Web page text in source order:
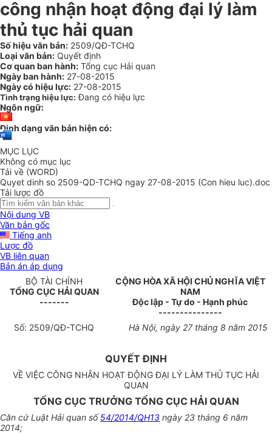
công nhận hoạt động đại lý làm
thủ tục hải quan
Số hiệu văn bản: 2509/QĐ-TCHQ
Loại văn bản: Quyết định
Cơ quan ban hành: Tổng cục Hải quan
Ngày ban hành: 27-08-2015
Ngày có hiệu lực: 27-08-2015
Tình trạng hiệu lực: Đang có hiệu lực
Ngôn ngữ:
Định dạng văn bản hiện có:
MỤC LỤC
Không có mục lục
Tải về (WORD)
Quyet dinh so 2509-QD-TCHQ ngay 27-08-2015 (Con hieu luc).doc
Tải lược đồ
Nội dung VB
Văn bản gốc
Tiếng anh
Lược đồ
VB liên quan
Bản án áp dụng
BỘ TÀI CHÍNH
TỔNG CỤC HẢI QUAN
-------
CỘNG HÒA XÃ HỘI CHỦ NGHĨA VIỆT
NAM
Độc lập - Tự do - Hạnh phúc
---------------
Số: 2509/QĐ-TCHQ Hà Nội, ngày 27 tháng 8 năm 2015
QUYẾT ĐỊNH
VỀ VIỆC CÔNG NHẬN HOẠT ĐỘNG ĐẠI LÝ LÀM THỦ TỤC HẢI
QUAN
TỔNG CỤC TRƯỞNG TỔNG CỤC HẢI QUAN
Căn cứ Luật Hải quan số54/2014/QH13 ngày 23 tháng 6 năm
2014;